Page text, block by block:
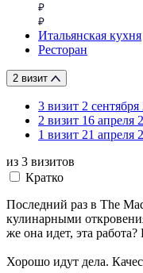
Итальянская кухня
Ресторан
2 визит
3 визит 2 сентября
2 визит 16 апреля
1 визит 21 апреля
из 3 визитов
Кратко
Последний раз в The
кулинарными
же она идет, эта
Хорошо идут дела.